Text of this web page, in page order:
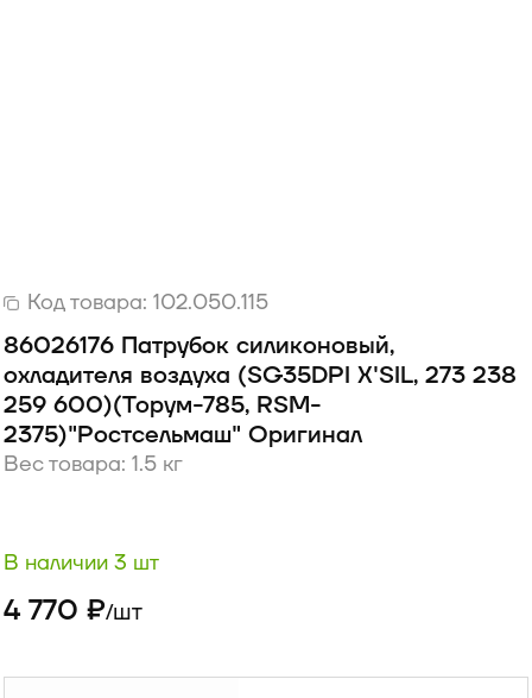
Код товара: 102.050.115
86026176 Патрубок силиконовый,
охладителя воздуха (SG35DPI X'SIL, 273 238
259 600)(Торум-785, RSM-
2375)"Ростсельмаш" Оригинал
Вес товара: 1.5 кг
В наличии 3 шт
4 770 ₽/шт